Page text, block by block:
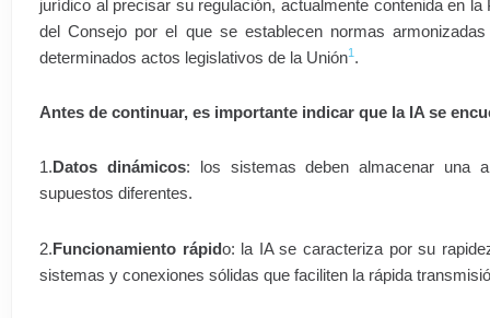
jurídico al precisar su regulación, actualmente contenida en
del Consejo por el que se establecen normas
determinados actos legislativos de la Unión1 .
Antes de continuar, es importante indicar que la IA se
1. Datos dinámicos: los sistemas deben almacenar una
supuestos diferentes.
2.Funcionamiento rápido: la IA se caracteriza por su
sistemas y conexiones sólidas que faciliten la rápida